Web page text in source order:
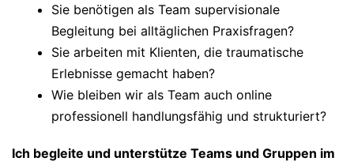
Sie benötigen als Team supervisionale
Begleitung bei alltäglichen Praxisfragen?
Sie arbeiten mit Klienten, die traumatische
Erlebnisse gemacht haben?
Wie bleiben wir als Team auch online
professionell handlungsfähig und strukturiert?
Ich begleite und unterstütze Teams und Gruppen im